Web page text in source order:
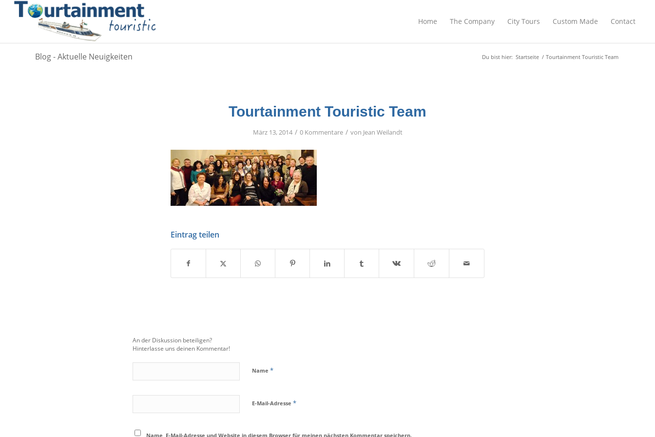
Home The Company City Tours Custom Made Contact
Blog - Aktuelle Neuigkeiten Du bist hier: Startseite / Tourtainment Touristic Team
Tourtainment Touristic Team
März 13, 2014 / 0 Kommentare / von Jean Weilandt
Eintrag teilen
An der Diskussion beteiligen?
Hinterlasse uns deinen Kommentar!
Name *
E-Mail-Adresse *
Name, E-Mail-Adresse und Website in diesem Browser für meinen nächsten Kommentar speichern.